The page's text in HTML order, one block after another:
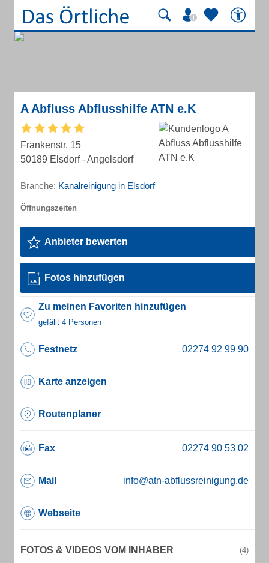
A Abfluss Abflusshilfe ATN e.K
Frankenstr. 15
50189 Elsdorf - Angelsdorf
Branche: Kanalreinigung in Elsdorf
Anbieter bewerten
Fotos hinzufügen
Zu meinen Favoriten hinzufügen
gefällt 4 Personen
Festnetz
Karte anzeigen
Routenplaner
Fax
Mail info@atn-abflussreinigung.de
Webseite
FOTOS & VIDEOS VOM INHABER (4)